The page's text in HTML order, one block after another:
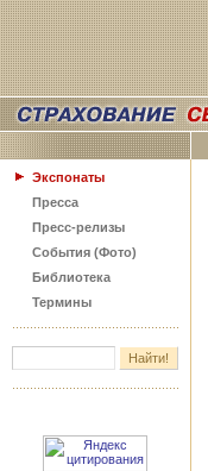
Экспонаты
Пресса
Пресс-релизы
События (Фото)
Библиотека
Термины